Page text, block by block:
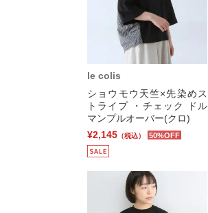
le colis
ショウモウ天竺×先染めス
トライプ ・チェック ドル
マンプルオーバー(クロ)
¥2,145 （税込） 50%OFF